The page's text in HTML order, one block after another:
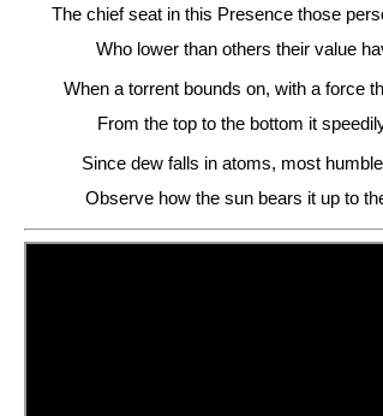
The chief seat in this Presence those
Who lower than others their value
When a torrent bounds on, with a force
From the top to the bottom it
Since dew falls in atoms, most
Observe how the sun bears it up to